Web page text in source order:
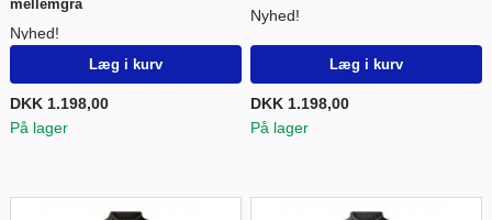
mellemgrå
Nyhed!
Læg i kurv
DKK 1.198,00
På lager
Nyhed!
Læg i kurv
DKK 1.198,00
På lager